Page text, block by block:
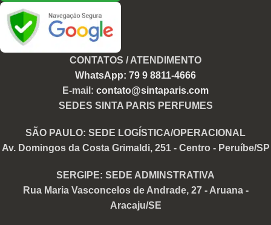
CONTATOS / ATENDIMENTO
WhatsApp: 79 9 8811-4666
E-mail: contato@sintaparis.com
SEDES SINTA PARIS PERFUMES
SÃO PAULO: SEDE LOGÍSTICA/OPERACIONAL
Av. Domingos da Costa Grimaldi, 251 - Centro - Peruíbe/SP
SERGIPE: SEDE ADMINSTRATIVA
Rua Maria Vasconcelos de Andrade, 27 - Aruana -
Aracaju/SE